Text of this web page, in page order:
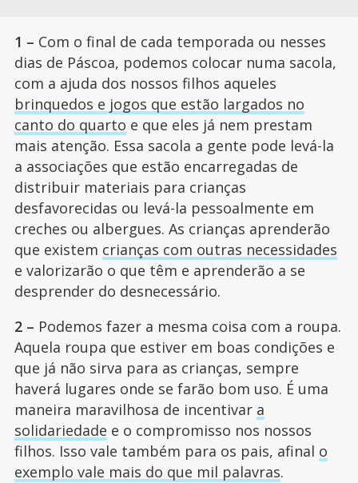
1 – Com o final de cada temporada ou nesses
dias de Páscoa, podemos colocar numa sacola,
com a ajuda dos nossos filhos aqueles
brinquedos e jogos que estão largados no
canto do quarto e que eles já nem prestam
mais atenção. Essa sacola a gente pode levá-la
a associações que estão encarregadas de
distribuir materiais para crianças
desfavorecidas ou levá-la pessoalmente em
creches ou albergues. As crianças aprenderão
que existem crianças com outras necessidades
e valorizarão o que têm e aprenderão a se
desprender do desnecessário.
2 – Podemos fazer a mesma coisa com a roupa.
Aquela roupa que estiver em boas condições e
que já não sirva para as crianças, sempre
haverá lugares onde se farão bom uso. É uma
maneira maravilhosa de incentivar a
solidariedade e o compromisso nos nossos
filhos. Isso vale também para os pais, afinal o
exemplo vale mais do que mil palavras.